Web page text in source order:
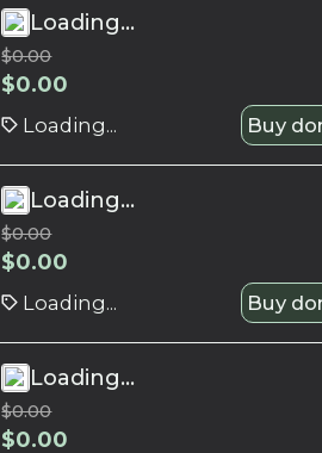
Loading...
$0.00
$0.00
Loading... Buy
Loading...
$0.00
$0.00
Loading... Buy
Loading...
$0.00
$0.00